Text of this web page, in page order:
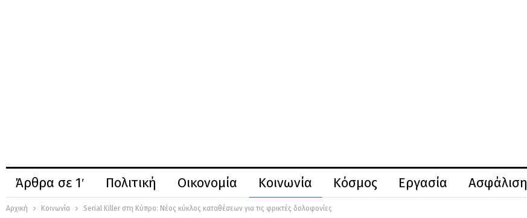
Άρθρα σε 1′ Πολιτική Οικονομία Κοινωνία Κόσμος Εργασία Ασφάλιση
Αρχική Κοινωνία Serial Killer στη Κύπρο: Νέος κύκλος καταθέσεων για τις φρικτές δολοφονίες